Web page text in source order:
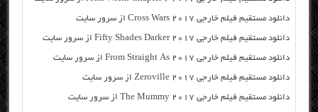
دانلود مستقیم فیلم خارجی Cross Wars 2017 از سرور سایت
دانلود مستقیم فیلم خارجی Fifty Shades Darker 2017 از سرور سایت
دانلود مستقیم فیلم خارجی From Straight As 2017 از سرور سایت
دانلود مستقیم فیلم خارجی Zeroville 2017 از سرور سایت
دانلود مستقیم فیلم خارجی The Mummy 2017 از سرور سایت